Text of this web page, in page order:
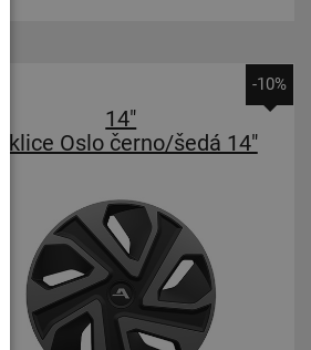
-10%
14"
Oslo černo/šedá 14"